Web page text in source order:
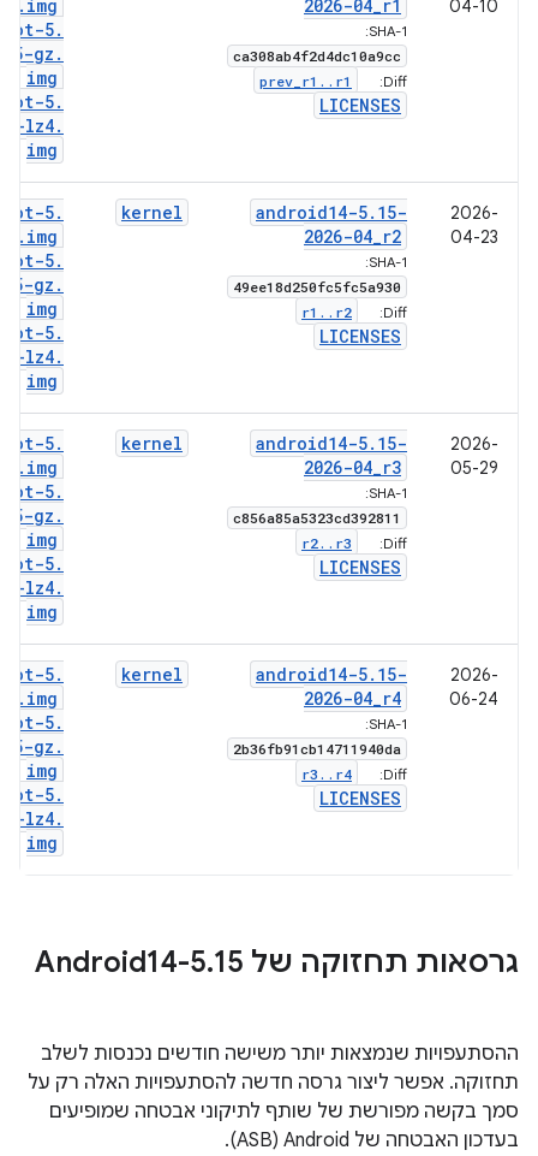
04-10
2026-04_r1
SHA-1:
ca308ab4f2d4dc10a9cc
Diff:
prev r1 . . r1
LICENSES
. img
5.
15-gz .
img
5.
lz4.
img
2026-
04-23
android14-5. 15-
2026-04_r2
SHA-1:
49ee18d250fc5fc5a930
Diff:
r1 . . r2
LICENSES
kernel
5.
. img
5.
15-gz .
img
5.
lz4.
img
2026-
05-29
android14-5. 15-
2026-04_r3
SHA-1:
c856a85a5323cd392811
Diff:
r2. . r3
LICENSES
kernel
5.
. img
5.
15-gz .
img
5.
lz4.
img
2026-
06-24
android14-5. 15-
2026-04_r4
SHA-1:
2b36fb91cb14711940da
Diff:
r3 . . r4
LICENSES
kernel
5.
. img
5.
15-gz .
img
5.
lz4.
img
גרסאות תחזוקה של Android14-5 .15
ההסתעפויות שנמצאות יותר משישה חודשים נכנסות לשלב
תחזוקה. אפשר ליצור גרסה חדשה להסתעפויות האלה רק על
סמך בקשה מפורשת של שותף לתיקוני אבטחה שמופיעים
בעדכון האבטחה של Android‏ (ASB).